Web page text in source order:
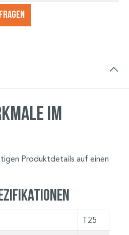
im
Produktdetails auf einen
T25